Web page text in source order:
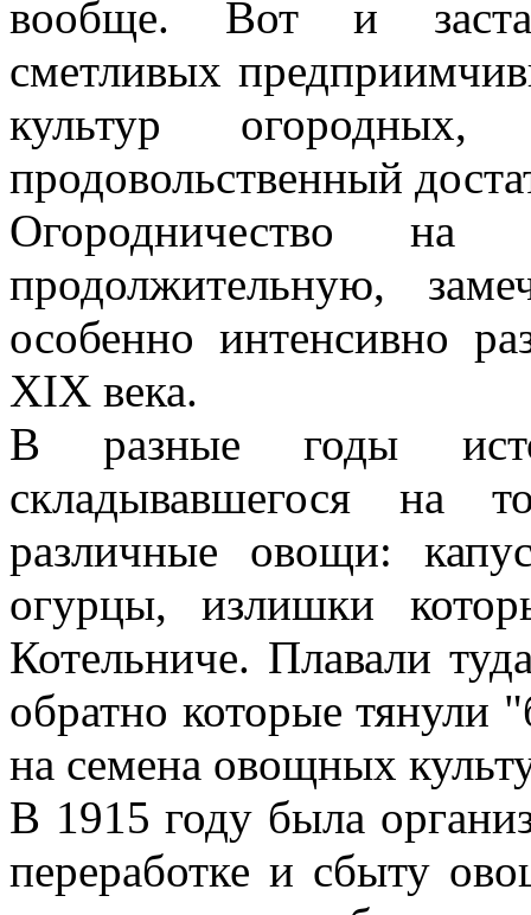
вообще. Вот и
сметливых
культур
продовольственный
Огородничество на
продолжительную,
особенно интенсивно
XIX века.
В разные годы
складывавшегося на
различные овощи:
огурцы, излишки
Котельниче. Плавали
обратно которые тянули
на семена овощных
В 1915 году была
переработке и сбыту